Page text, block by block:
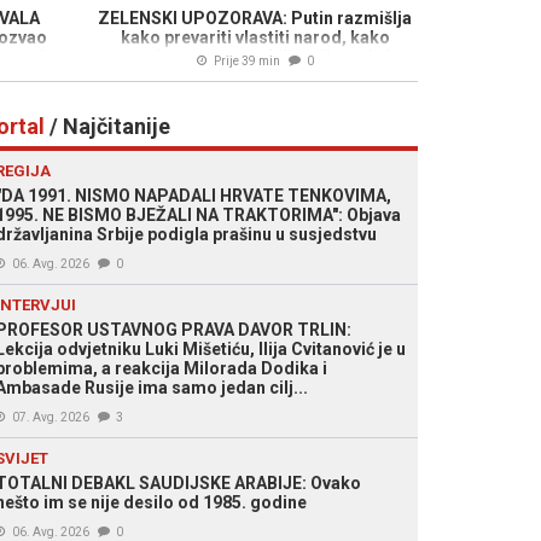
ZELENSKI UPOZORAVA: Putin razmišlja
kako prevariti vlastiti narod, kako
provesti masovnu mobilizaciju, a da je...
Prije 39 min 0
/ Najčitanije
1991. NISMO NAPADALI HRVATE TENKOVIMA,
NE BISMO BJEŽALI NA TRAKTORIMA": Objava
Srbije podigla prašinu u susjedstvu
06. Avg. 2026 0
PROFESOR USTAVNOG PRAVA DAVOR TRLIN:
Lekcija odvjetniku Luki Mišetiću, Ilija Cvitanović je u
a reakcija Milorada Dodika i
Rusije ima samo jedan cilj...
07. Avg. 2026 3
DEBAKL SAUDIJSKE ARABIJE: Ovako
im se nije desilo od 1985. godine
06. Avg. 2026 0